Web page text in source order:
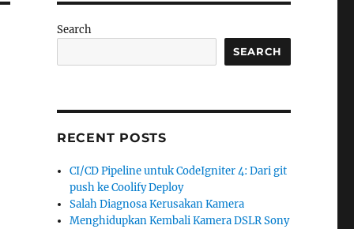
Search
SEARCH
RECENT POSTS
CI/CD Pipeline untuk CodeIgniter 4: Dari git
push ke Coolify Deploy
Salah Diagnosa Kerusakan Kamera
Menghidupkan Kembali Kamera DSLR Sony